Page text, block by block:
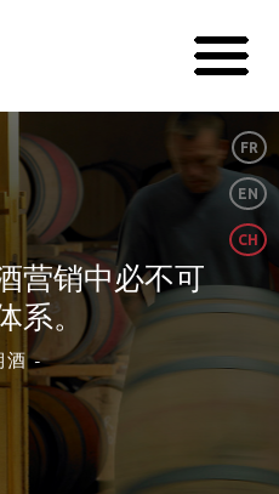
FR
EN
CH
营销中必不可
系。
酒 -